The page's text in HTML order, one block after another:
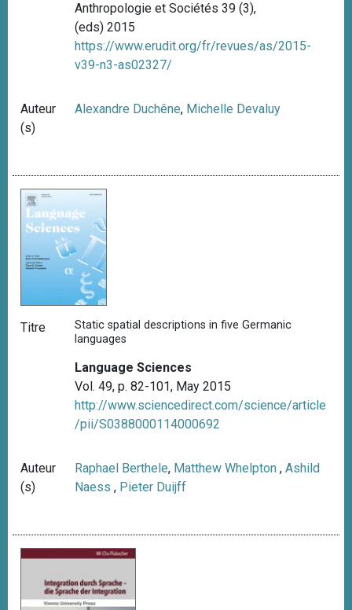
Anthropologie et Sociétés 39 (3),
(eds) 2015
https://www.erudit.org/fr/revues/as/2015-
v39-n3-as02327/
Auteur
(s)
Alexandre Duchêne, Michelle Devaluy
Titre
Static spatial descriptions in five Germanic
languages
Language Sciences
Vol. 49, p. 82-101, May 2015
http://www.sciencedirect.com/science/article
/pii/S0388000114000692
Auteur
(s)
Raphael Berthele, Matthew Whelpton,Ashild
Naess, Pieter Duijff